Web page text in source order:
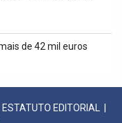
de 42 mil euros
ESTATUTO EDITORIAL